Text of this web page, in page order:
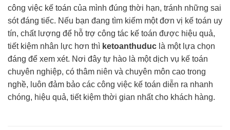
công việc kế toán của mình đúng thời hạn, tránh những sai
sót đáng tiếc. Nếu bạn đang tìm kiếm một đơn vị kế toán uy
tín, chất lượng để hỗ trợ công tác kế toán được hiệu quả,
tiết kiệm nhân lực hơn thì ketoanthuduc là một lựa chọn
đáng để xem xét. Nơi đây tự hào là một dịch vụ kế toán
chuyên nghiệp, có thâm niên và chuyên môn cao trong
nghề, luôn đảm bảo các công việc kế toán diễn ra nhanh
chóng, hiệu quả, tiết kiệm thời gian nhất cho khách hàng.